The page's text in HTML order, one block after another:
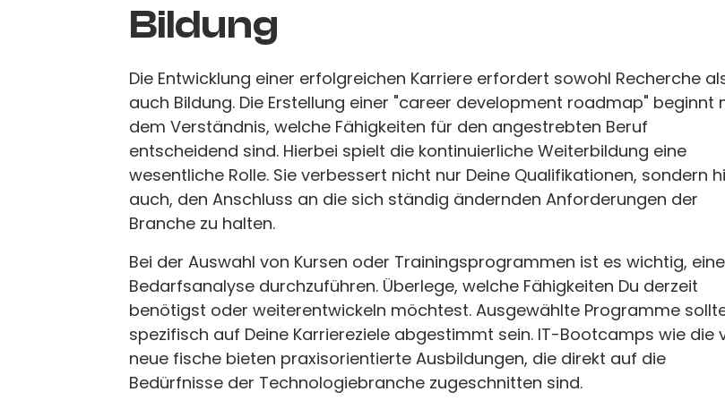
Bildung
Die Entwicklung einer erfolgreichen Karriere erfordert sowohl Recherche
auch Bildung. Die Erstellung einer "career development roadmap" beginnt
dem Verständnis, welche Fähigkeiten für den angestrebten Beruf
entscheidend sind. Hierbei spielt die kontinuierliche Weiterbildung eine
wesentliche Rolle. Sie verbessert nicht nur Deine Qualifikationen, sondern
auch, den Anschluss an die sich ständig ändernden Anforderungen der
Branche zu halten.
Bei der Auswahl von Kursen oder Trainingsprogrammen ist es wichtig, eine
Bedarfsanalyse durchzuführen. Überlege, welche Fähigkeiten Du derzeit
benötigst oder weiterentwickeln möchtest. Ausgewählte Programme
spezifisch auf Deine Karriereziele abgestimmt sein. IT-Bootcamps wie die
neue fische bieten praxisorientierte Ausbildungen, die direkt auf die
Bedürfnisse der Technologiebranche zugeschnitten sind.